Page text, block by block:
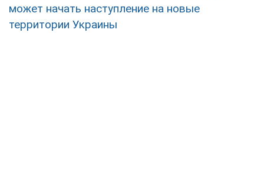
может начать наступление на новые
территории Украины